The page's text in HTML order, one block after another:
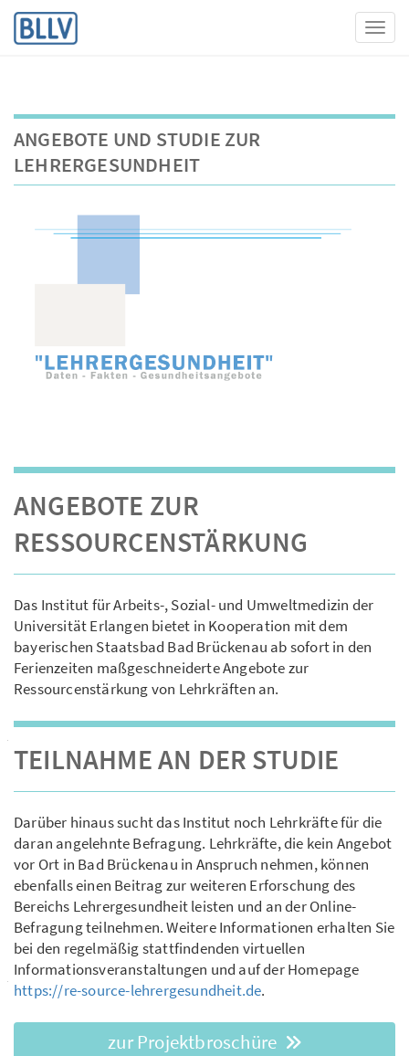
ANGEBOTE UND STUDIE ZUR
LEHRERGESUNDHEIT
ANGEBOTE ZUR
RESSOURCENSTÄRKUNG
Das Institut für Arbeits-, Sozial- und Umweltmedizin der
Universität Erlangen bietet in Kooperation mit dem
bayerischen Staatsbad Bad Brückenau ab sofort in den
Ferienzeiten maßgeschneiderte Angebote zur
Ressourcenstärkung von Lehrkräften an.
TEILNAHME AN DER STUDIE
Darüber hinaus sucht das Institut noch Lehrkräfte für die
daran angelehnte Befragung. Lehrkräfte, die kein Angebot
vor Ort in Bad Brückenau in Anspruch nehmen, können
ebenfalls einen Beitrag zur weiteren Erforschung des
Bereichs Lehrergesundheit leisten und an der Online-
Befragung teilnehmen. Weitere Informationen erhalten Sie
bei den regelmäßig stattfindenden virtuellen
Informationsveranstaltungen und auf der Homepage
https://re-source-lehrergesundheit.de.
zur Projektbroschüre